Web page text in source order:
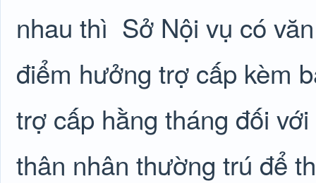
nhau thì Sở Nội vụ có
điểm hưởng trợ cấp kèm
trợ cấp hằng tháng đối
thân nhân thường trú để